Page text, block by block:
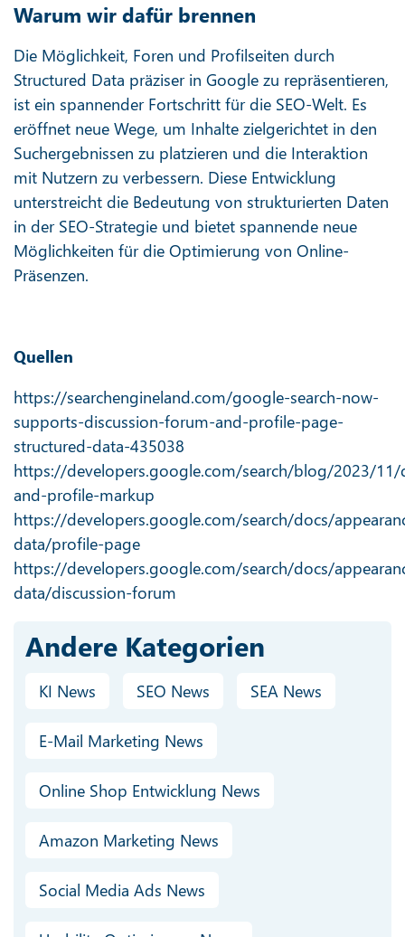
Andere Kategorien
KI News SEO News SEA News
E-Mail Marketing News
Online Shop Entwicklung News
Amazon Marketing News
Social Media Ads News
Warum wir dafür brennen
Die Möglichkeit, Foren und Profilseiten durch
Structured Data präziser in Google zu repräsentieren,
ist ein spannender Fortschritt für die SEO-Welt. Es
eröffnet neue Wege, um Inhalte zielgerichtet in den
Suchergebnissen zu platzieren und die Interaktion
mit Nutzern zu verbessern. Diese Entwicklung
unterstreicht die Bedeutung von strukturierten Daten
in der SEO-Strategie und bietet spannende neue
Möglichkeiten für die Optimierung von Online-
Präsenzen.
Quellen
https://searchengineland.com/google-search-now-
supports-discussion-forum-and-profile-page-
structured-data-435038
https://developers.google.com/search/blog/2023/11/
and-profile-markup
https://developers.google.com/search/docs/
data/profile-page
https://developers.google.com/search/docs/
data/discussion-forum